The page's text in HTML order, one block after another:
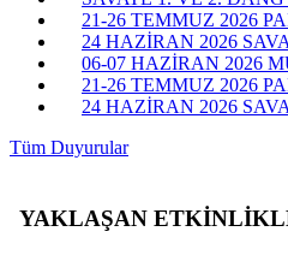
21-26 TEMMUZ 2026
24 HAZİRAN 2026
06-07 HAZİRAN 2026
21-26 TEMMUZ 2026
24 HAZİRAN 2026
Tüm Duyurular
YAKLAŞAN